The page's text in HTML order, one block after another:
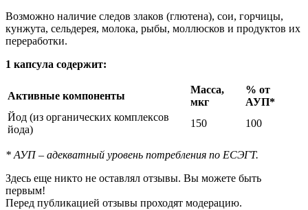
Возможно наличие следов злаков (глютена), сои, горчицы,
кунжута, сельдерея, молока, рыбы, моллюсков и продуктов их
переработки.
1 капсула содержит:
Активные компоненты
Масса,
мкг
% от
АУП*
Йод (из органических комплексов
йода)
150 100
* АУП – адекватный уровень потребления по ЕСЭГТ.
Здесь еще никто не оставлял отзывы. Вы можете быть
первым!
Перед публикацией отзывы проходят модерацию.